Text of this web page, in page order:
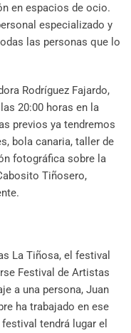
en espacios de ocio.
especializado y
las personas que lo
Rodríguez Fajardo,
20:00 horas en la
previos ya tendremos
bola canaria, taller de
fotográfica sobre la
Tiñosero,
La Tiñosa, el festival
Festival de Artistas
a una persona, Juan
ha trabajado en ese
tendrá lugar el